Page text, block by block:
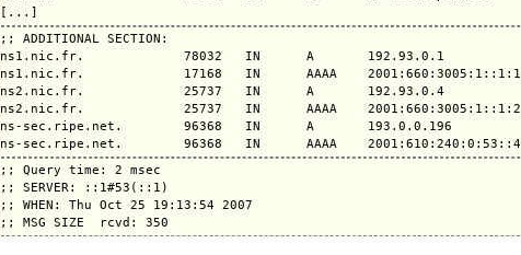
;; ADDITIONAL SECTION:
ns1.nic.fr.             78032   IN      A       192.93.0.1
ns1.nic.fr.             17168   IN      AAAA    2001:660:3005:1::1:1
ns2.nic.fr.             25737   IN      A       192.93.0.4
ns2.nic.fr.             25737   IN      AAAA    2001:660:3005:1::1:2
ns-sec.ripe.net.        96368   IN      A       193.0.0.196
;; Query time: 2 msec
;; SERVER: ::1#53(::1)
;; WHEN: Thu Oct 25 19:13:54 2007